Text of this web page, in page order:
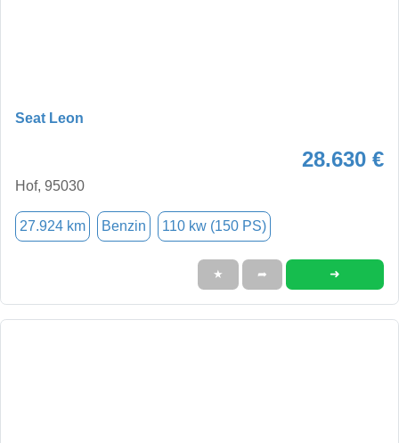
Seat Leon
28.630 €
Hof, 95030
27.924 km Benzin 110 kw (150 PS)
★ ➦ ➜